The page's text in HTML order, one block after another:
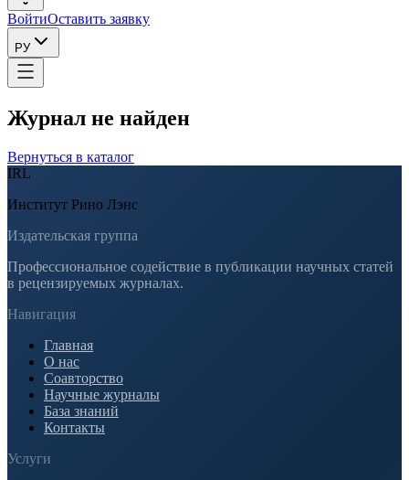
ВойтиОставить заявку
РУ
Журнал не найден
Вернуться в каталог
IRL
Институт Рино Лэнс
Издательская группа
Профессиональное содействие в публикации научных статей
в рецензируемых журналах.
Навигация
Главная
О нас
Соавторство
Научные журналы
База знаний
Контакты
Услуги